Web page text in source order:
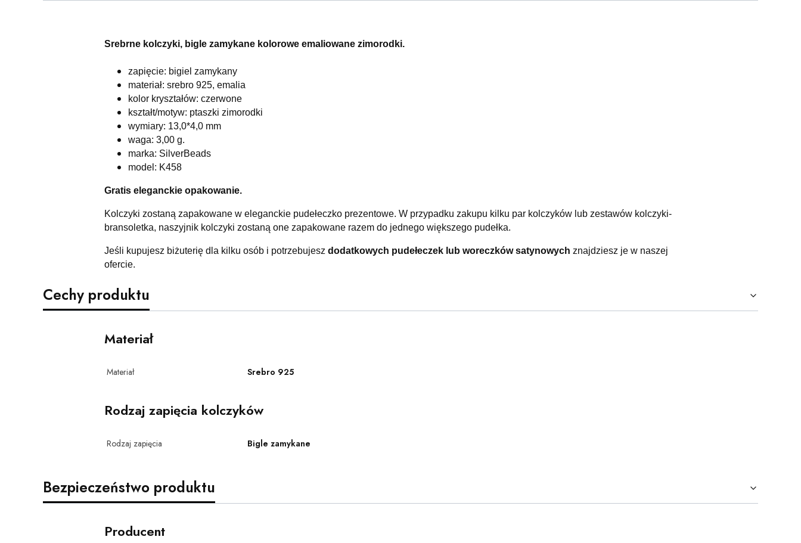
Srebrne kolczyki, bigle zamykane kolorowe emaliowane zimorodki.
zapięcie: bigiel zamykany
materiał: srebro 925, emalia
kolor kryształów: czerwone
kształt/motyw: ptaszki zimorodki
wymiary: 13,0*4,0 mm
waga: 3,00 g.
marka: SilverBeads
model: K458
Gratis eleganckie opakowanie.
Kolczyki zostaną zapakowane w eleganckie pudełeczko prezentowe. W przypadku zakupu kilku par kolczyków lub zestawów kolczyki-
bransoletka, naszyjnik kolczyki zostaną one zapakowane razem do jednego większego pudełka.
Jeśli kupujesz biżuterię dla kilku osób i potrzebujesz dodatkowych pudełeczek lub woreczków satynowych znajdziesz je w naszej
ofercie.
Cechy produktu
Materiał
Materiał Srebro 925
Rodzaj zapięcia kolczyków
Rodzaj zapięcia Bigle zamykane
Bezpieczeństwo produktu
Producent